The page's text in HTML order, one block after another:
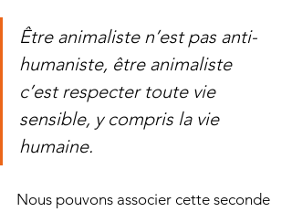
Être animaliste n’est pas anti-
humaniste, être animaliste
c’est respecter toute vie
sensible, y compris la vie
humaine.
Nous pouvons associer cette seconde